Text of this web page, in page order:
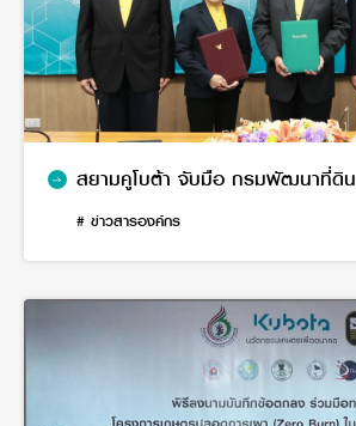
สยามคูโบต้า จับมือ กรมพัฒนาที่ดิน
# ข่าวสารองค์กร